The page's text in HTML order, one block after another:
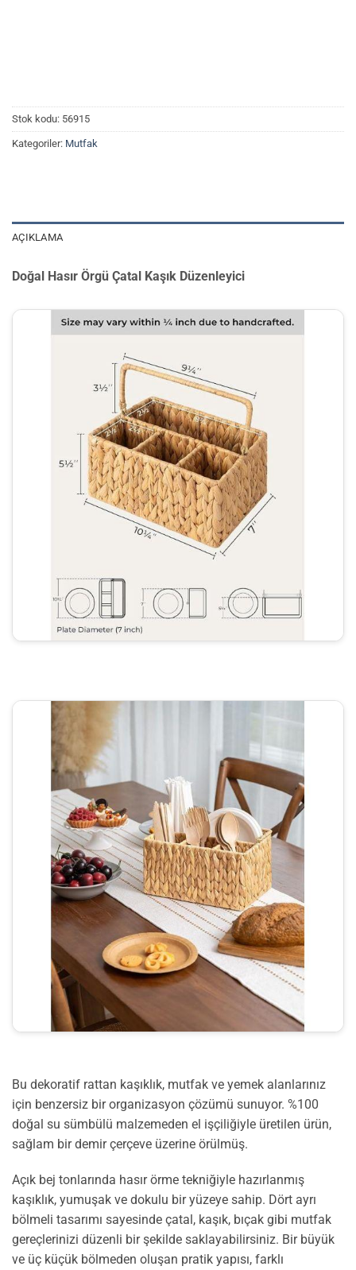
Stok kodu: 56915
Kategoriler: Mutfak
AÇIKLAMA
Doğal Hasır Örgü Çatal Kaşık Düzenleyici
Bu dekoratif rattan kaşıklık, mutfak ve yemek alanlarınız
için benzersiz bir organizasyon çözümü sunuyor. %100
doğal su sümbülü malzemeden el işçiliğiyle üretilen ürün,
sağlam bir demir çerçeve üzerine örülmüş.
Açık bej tonlarında hasır örme tekniğiyle hazırlanmış
kaşıklık, yumuşak ve dokulu bir yüzeye sahip. Dört ayrı
bölmeli tasarımı sayesinde çatal, kaşık, bıçak gibi mutfak
gereçlerinizi düzenli bir şekilde saklayabilirsiniz. Bir büyük
ve üç küçük bölmeden oluşan pratik yapısı, farklı